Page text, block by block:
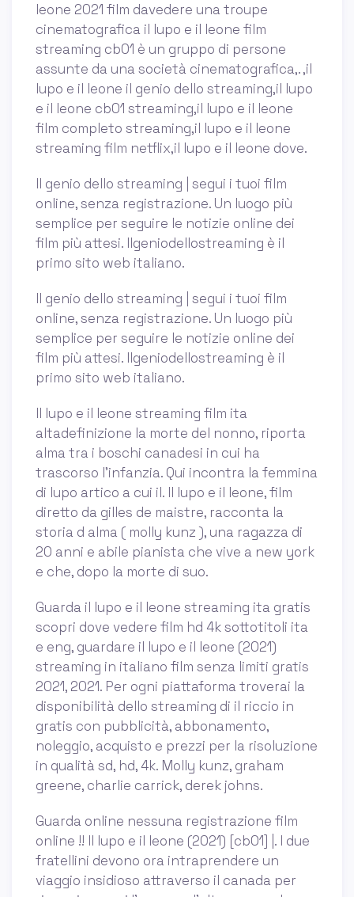
leone 2021 film davedere una troupe
cinematografica il lupo e il leone film
streaming cb01 è un gruppo di persone
assunte da una società cinematografica,. ,il
lupo e il leone il genio dello streaming,il lupo
e il leone cb01 streaming,il lupo e il leone
film completo streaming,il lupo e il leone
streaming film netflix,il lupo e il leone dove.
Il genio dello streaming | segui i tuoi film
online, senza registrazione. Un luogo più
semplice per seguire le notizie online dei
film più attesi. Ilgeniodellostreaming è il
primo sito web italiano.
Il genio dello streaming | segui i tuoi film
online, senza registrazione. Un luogo più
semplice per seguire le notizie online dei
film più attesi. Ilgeniodellostreaming è il
primo sito web italiano.
Il lupo e il leone streaming film ita
altadefinizione la morte del nonno, riporta
alma tra i boschi canadesi in cui ha
trascorso l’infanzia. Qui incontra la femmina
di lupo artico a cui il. Il lupo e il leone, film
diretto da gilles de maistre, racconta la
storia d alma ( molly kunz ), una ragazza di
20 anni e abile pianista che vive a new york
e che, dopo la morte di suo.
Guarda il lupo e il leone streaming ita gratis
scopri dove vedere film hd 4k sottotitoli ita
e eng, guardare il lupo e il leone (2021)
streaming in italiano film senza limiti gratis
2021, 2021. Per ogni piattaforma troverai la
disponibilità dello streaming di il riccio in
gratis con pubblicità, abbonamento,
noleggio, acquisto e prezzi per la risoluzione
in qualità sd, hd, 4k. Molly kunz, graham
greene, charlie carrick, derek johns.
Guarda online nessuna registrazione film
online !! Il lupo e il leone (2021) [cb01] |. I due
fratellini devono ora intraprendere un
viaggio insidioso attraverso il canada per